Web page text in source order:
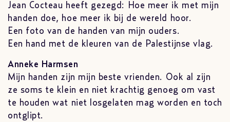
Jean Cocteau heeft gezegd: Hoe meer ik met mijn
handen doe, hoe meer ik bij de wereld hoor.
Een foto van de handen van mijn ouders.
Een hand met de kleuren van de Palestijnse vlag.
Anneke Harmsen
Mijn handen zijn mijn beste vrienden. Ook al zijn
ze soms te klein en niet krachtig genoeg om vast
te houden wat niet losgelaten mag worden en toch
ontglipt.